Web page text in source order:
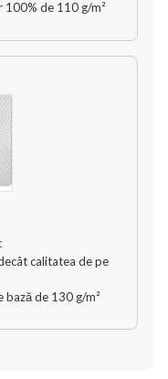
100% de 110 g/m²
calitatea de pe
bază de 130 g/m²